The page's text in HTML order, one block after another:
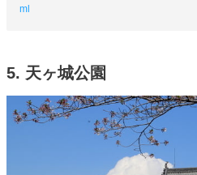
ml
5. 天ヶ城公園